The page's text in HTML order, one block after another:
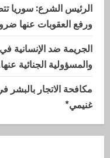
الرئيس الشرع: سوريا
ورفع العقوبات عنها
الجريمة ضد الإنسانية في
والمسؤولية الجنائية
مكافحة الاتجار بالبشر
غنيمي*